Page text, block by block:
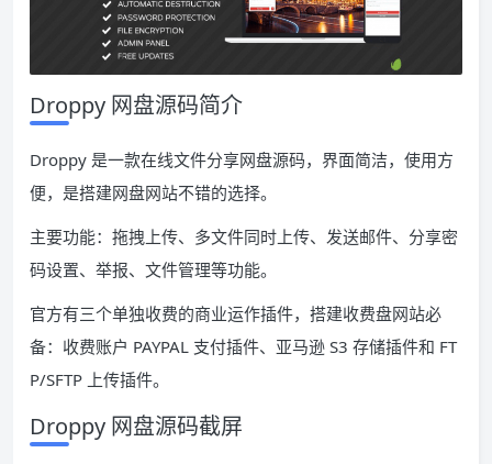
Droppy 网盘源码简介
Droppy 是一款在线文件分享网盘源码，界面简洁，使用方
便，是搭建网盘网站不错的选择。
主要功能：拖拽上传、多文件同时上传、发送邮件、分享密
码设置、举报、文件管理等功能。
官方有三个单独收费的商业运作插件，搭建收费盘网站必
备：收费账户 PAYPAL 支付插件、亚马逊 S3 存储插件和 FT
P/SFTP 上传插件。
Droppy 网盘源码截屏